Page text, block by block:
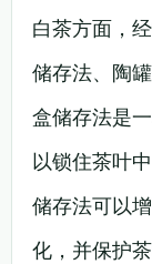
白茶方面，
储存法、陶
盒储存法是
以锁住茶叶
储存法可以
化，并保护